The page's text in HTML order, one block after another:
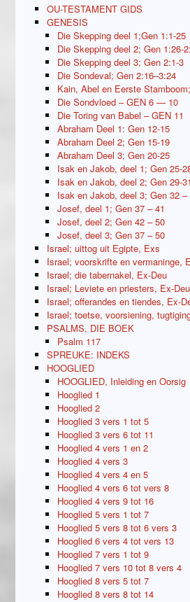
OU-TESTAMENT GIDS
GENESIS
Die Skepping deel 1;Gen 1:1-25
Die Skepping deel 2; Gen 1:26-
Die Skepping deel 3; Gen 2:1-3
Die Sondeval; Gen 2:16–3:24
Kain, Abel en Eerste
Die Sondvloed – GEN 6 — 10
Die Toring van Babel – GEN 11
Abraham Deel 1: Gen 12-15
Abraham Deel 2; Gen 15-19
Abraham Deel 3; Gen 20-25
Isak en Jakob, deel 1; Gen 25-
Isak en Jakob, deel 2; Gen 29-31
Isak en Jakob, deel 3; Gen 32 –
Josef, deel 1; Gen 37 – 41
Josef, deel 2; Gen 42 – 50
Josef, deel 3; Gen 37 – 50
Israel; uittog uit Egipte, Exs
Israel; voorskrifte en vermaninge,
Israel; die tabernakel, Ex-Deu
Israel; Leviete en priesters, Ex-Deu
Israel; offerandes en tiendes, Ex-
Israel; toetse, voorsiening,
PSALMS, DIE BOEK
Psalm 117
SPREUKE: INDEKS
HOOGLIED
HOOGLIED, Inleiding en Oorsig
Hooglied 1
Hooglied 2
Hooglied 3 vers 1 tot 5
Hooglied 3 vers 6 tot 11
Hooglied 4 vers 1 en 2
Hooglied 4 vers 3
Hooglied 4 vers 4 en 5
Hooglied 4 vers 6 tot vers 8
Hooglied 4 vers 9 tot 16
Hooglied 5 vers 1 tot 7
Hooglied 5 vers 8 tot 6 vers 3
Hooglied 6 vers 4 tot vers 13
Hooglied 7 vers 1 tot 9
Hooglied 7 vers 10 tot 8 vers 4
Hooglied 8 vers 5 tot 7
Hooglied 8 vers 8 tot 14